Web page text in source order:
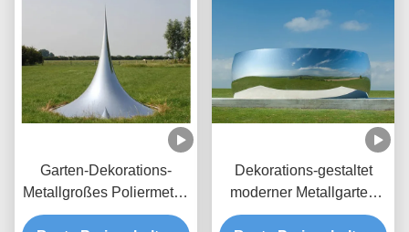
Garten-Dekorations-
Metallgroßes Poliermetall
im Freien gestaltet
Dekorations-gestaltet
moderner Metallgarten
Polieredelstahl-Spiegel